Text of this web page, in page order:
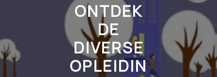
ONTDEK
DE
DIVERSE
OPLEIDIN